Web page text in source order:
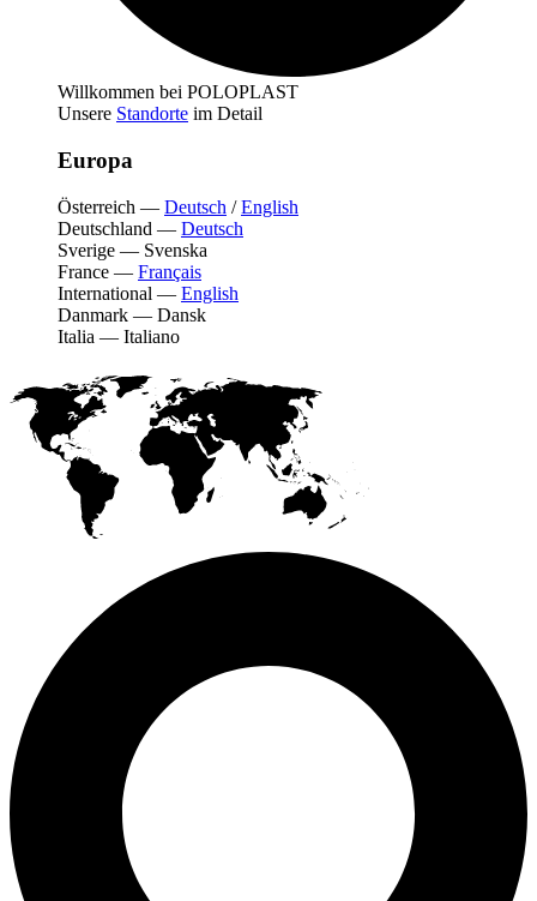
Willkommen bei POLOPLAST
Unsere Standorte im Detail
Europa
Österreich — Deutsch /English
Deutschland — Deutsch
Sverige — Svenska
France — Français
International — English
Danmark — Dansk
Italia — Italiano